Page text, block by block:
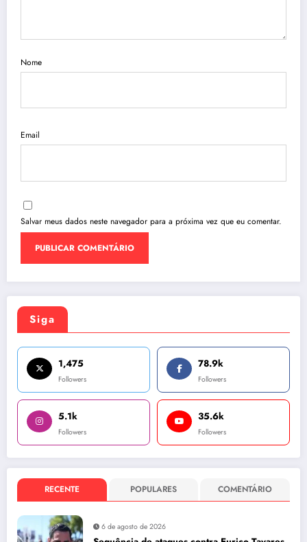
Nome
Email
Salvar meus dados neste navegador para a próxima vez que eu comentar.
Siga
1,475
Followers
78.9k
Followers
5.1k
Followers
35.6k
Followers
RECENTE POPULARES COMENTÁRIO
6 de agosto de 2026